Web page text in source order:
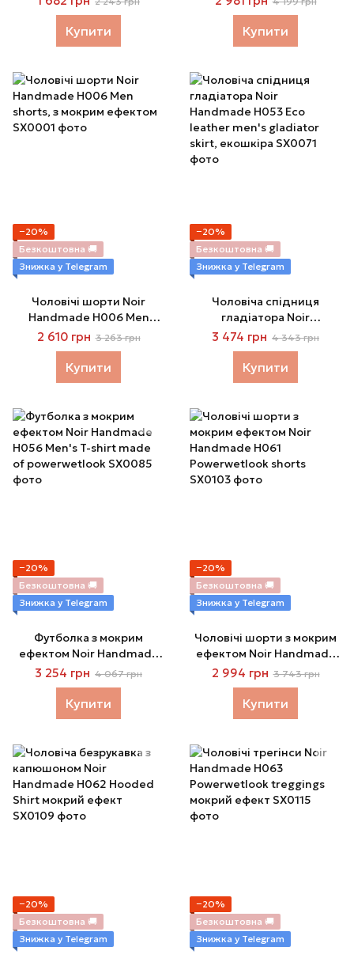
Купити Купити
−20%
Безкоштовна 🚚
Знижка у Telegram
Чоловічі шорти Noir
Handmade H006 Men
shorts, з мокрим ефектом
2 610 грн 3 263 грн
Купити
−20%
Безкоштовна 🚚
Знижка у Telegram
Чоловіча спідниця
гладіатора Noir
Handmade H053 Eco
leather men's gladiator
skirt, екошкіра
3 474 грн 4 343 грн
Купити
−20%
Безкоштовна 🚚
Знижка у Telegram
Футболка з мокрим
ефектом Noir Handmade
H056 Men's T-shirt made
of powerwetlook
3 254 грн 4 067 грн
Купити
−20%
Безкоштовна 🚚
Знижка у Telegram
Чоловічі шорти з мокрим
ефектом Noir Handmade
H061 Powerwetlook shorts
2 994 грн 3 743 грн
Купити
−20%
Безкоштовна 🚚
Знижка у Telegram
−20%
Безкоштовна 🚚
Знижка у Telegram